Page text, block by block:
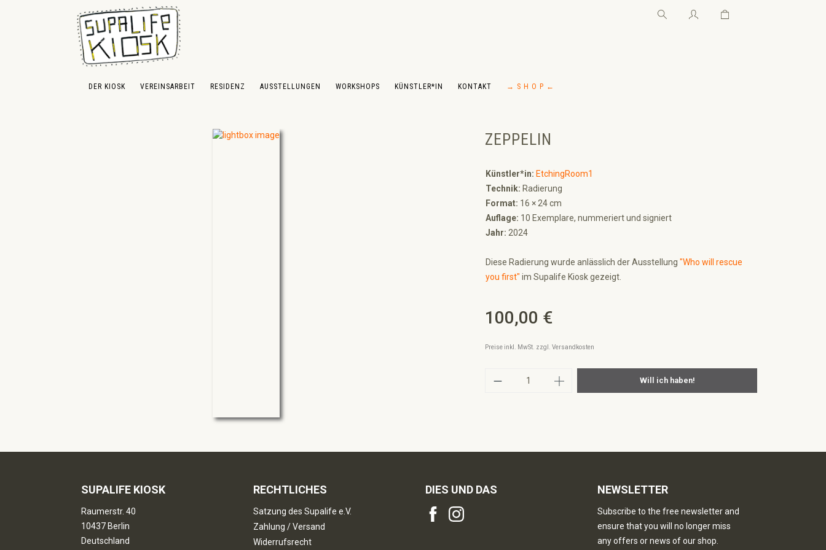
Hauptinhalt springen
Zur Suche springen
Zur Hauptnavigation springen Warenkorb enthält 0
DER KIOSK VEREINSARBEIT RESIDENZ AUSSTELLUNGEN WORKSHOPS KÜNSTLER*IN KONTAKT → S H O P ←
ZEPPELIN
Künstler*in: EtchingRoom1
Technik: Radierung
Format: 16 × 24 cm
Auflage: 10 Exemplare, nummeriert und signiert
Jahr: 2024
Diese Radierung wurde anlässlich der Ausstellung "Who will rescue
you first" im Supalife Kiosk gezeigt.
Regulärer Preis:
100,00 €
Preise inkl. MwSt. zzgl. Versandkosten
Produkt Anzahl: Gib den gewünschten Wert ein
Will ich haben!
SUPALIFE KIOSK
Raumerstr. 40
10437 Berlin
Deutschland
RECHTLICHES
Satzung des Supalife e.V.
Zahlung / Versand
Widerrufsrecht
DIES UND DAS NEWSLETTER
Subscribe to the free newsletter and
ensure that you will no longer miss
any offers or news of our shop.